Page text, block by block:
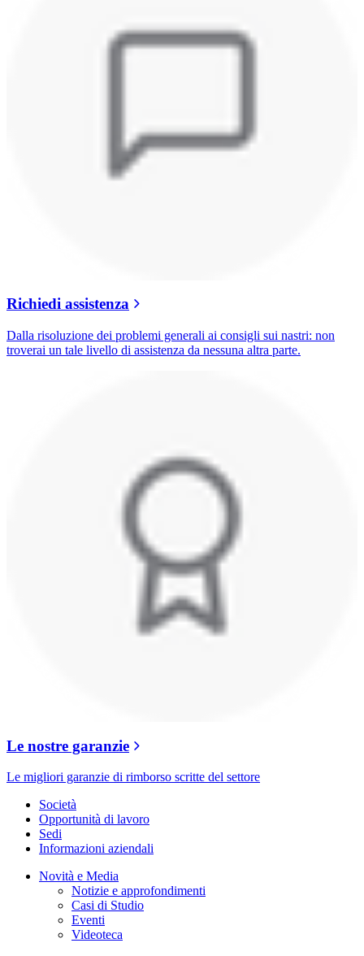
Richiedi assistenza
Dalla risoluzione dei problemi generali ai consigli sui nastri: non
troverai un tale livello di assistenza da nessuna altra parte.
Le nostre garanzie
Le migliori garanzie di rimborso scritte del settore
Società
Opportunità di lavoro
Sedi
Informazioni aziendali
Novità e Media
Notizie e approfondimenti
Casi di Studio
Eventi
Videoteca